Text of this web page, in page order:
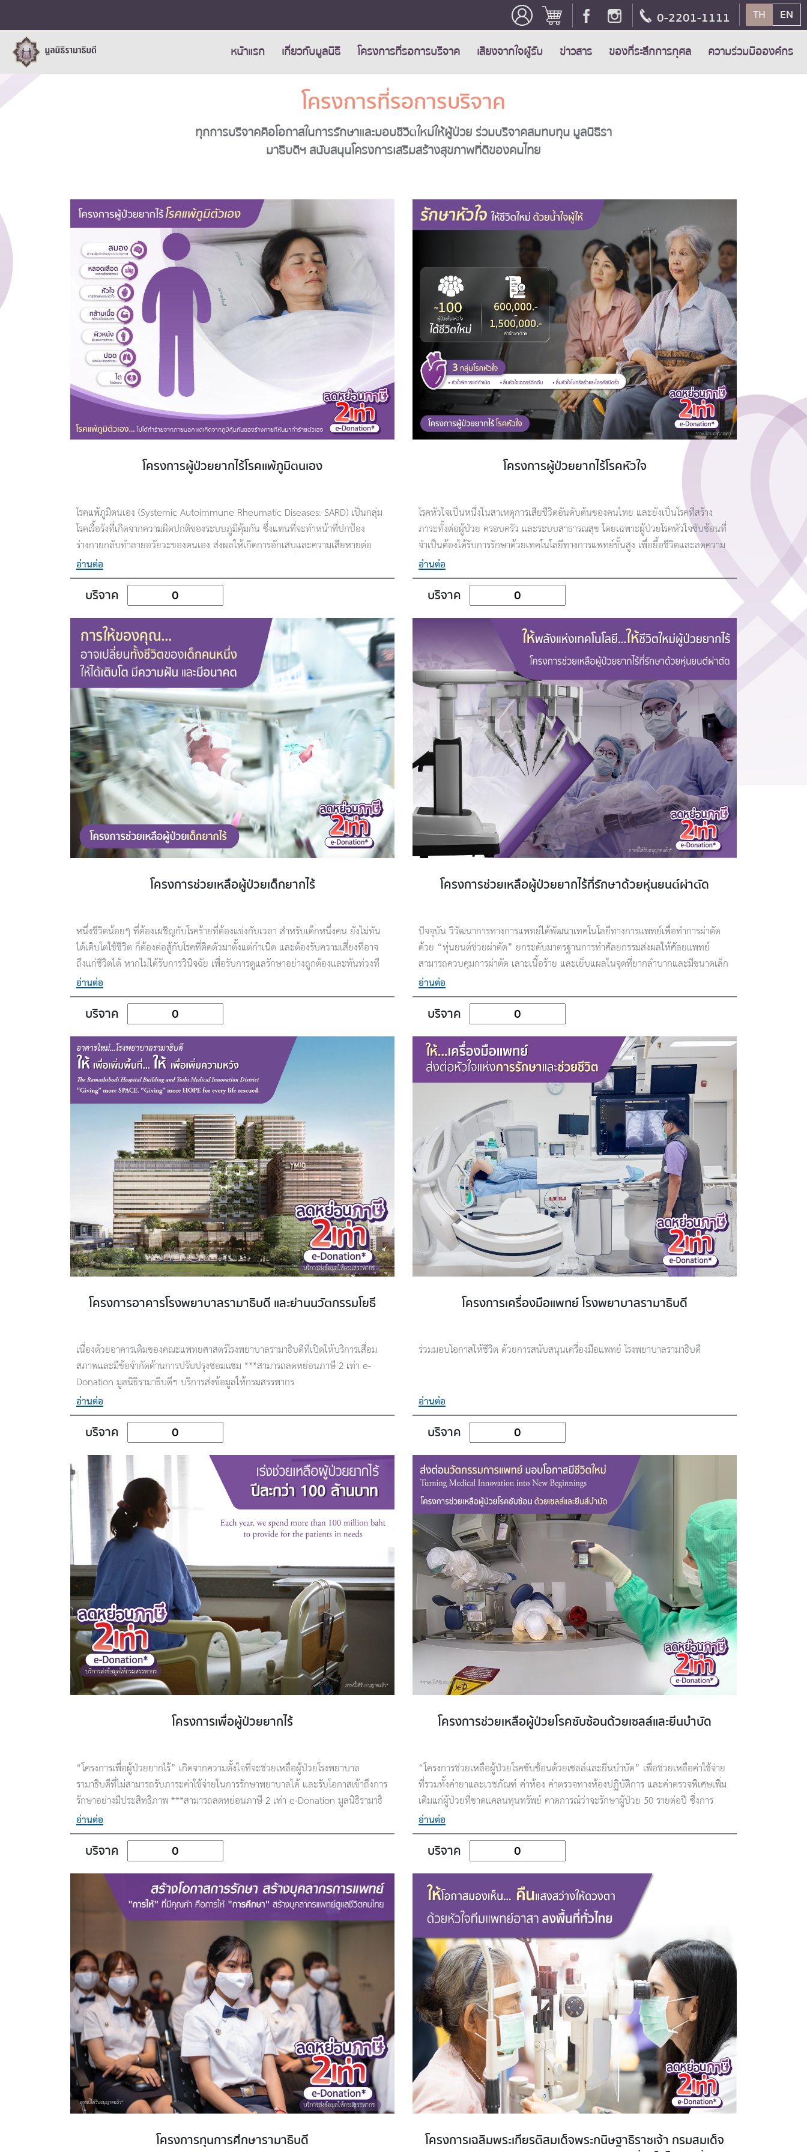
0-2201-1111 TH EN
หน้าแรก เกี่ยวกับมูลนิธิ โครงการที่รอการบริจาค เสียงจากใจผู้รับ ข่าวสาร ของที่ระลึกการกุศล ความร่วมมือองค์กร
โครงการที่รอการบริจาค
ทุกการบริจาคคือโอกาสในการรักษาและมอบชีวิตใหม่ให้ผู้ป่วย ร่วมบริจาคสมทบทุน มูลนิธิรา
มาธิบดีฯ สนับสนุนโครงการเสริมสร้างสุขภาพที่ดีของคนไทย
โครงการผู้ป่วยยากไร้โรคแพ้ภูมิตนเอง
โรคแพ้ภูมิตนเอง (Systemic Autoimmune Rheumatic Diseases: SARD) เป็นกลุ่ม
โรคเรื้อรังที่เกิดจากความผิดปกติของระบบภูมิคุ้มกัน ซึ่งแทนที่จะทำหน้าที่ปกป้อง
ร่างกายกลับทำลายอวัยวะของตนเอง ส่งผลให้เกิดการอักเสบและความเสียหายต่อ
อวัยวะสำคัญ เช่น ไต ปอด หัวใจ สมอง หลอดเลือด กล้ามเนื้อ และผิวหนัง โรคในกลุ่ม
นี้ ได้แก่ โรคเอสแอลอี (SLE) โรคหนังแข็ง (Scleroderma) โรคกล้ามเนื้ออักเสบ และ
โรคหลอดเลือดอักเสบ (ANCA-associated vasculitis)
อ่านต่อ
บริจาค
โครงการผู้ป่วยยากไร้โรคหัวใจ
โรคหัวใจเป็นหนึ่งในสาเหตุการเสียชีวิตอันดับต้นของคนไทย และยังเป็นโรคที่สร้าง
ภาระทั้งต่อผู้ป่วย ครอบครัว และระบบสาธารณสุข โดยเฉพาะผู้ป่วยโรคหัวใจซับซ้อนที่
จำเป็นต้องได้รับการรักษาด้วยเทคโนโลยีทางการแพทย์ขั้นสูง เพื่อยื้อชีวิตและลดความ
เสี่ยงจากภาวะแทรกซ้อนรุนแรง
อ่านต่อ
บริจาค
โครงการช่วยเหลือผู้ป่วยเด็กยากไร้
หนึ่งชีวิตน้อยๆ ที่ต้องเผชิญกับโรคร้ายที่ต้องแข่งกับเวลา สำหรับเด็กหนึ่งคน ยังไม่ทัน
ได้เติบโตใช้ชีวิต ก็ต้องต่อสู้กับโรคที่ติดตัวมาตั้งแต่กำเนิด และต้องรับความเสี่ยงที่อาจ
ถึงแก่ชีวิตได้ หากไม่ได้รับการวินิจฉัย เพื่อรับการดูแลรักษาอย่างถูกต้องและทันท่วงที
อ่านต่อ
บริจาค
โครงการช่วยเหลือผู้ป่วยยากไร้ที่รักษาด้วยหุ่นยนต์ผ่าตัด
ปัจจุบัน วิวัฒนาการทางการแพทย์ได้พัฒนาเทคโนโลยีทางการแพทย์เพื่อทำการผ่าตัด
ด้วย “หุ่นยนต์ช่วยผ่าตัด” ยกระดับมาตรฐานการทำศัลยกรรมส่งผลให้ศัลยแพทย์
สามารถควบคุมการผ่าตัด เลาะเนื้อร้าย และเย็บแผลในจุดที่ยากลำบากและมีขนาดเล็ก
มากได้อย่างมีประสิทธิภาพ รวดเร็ว และมีความแม่นยำสูงสุดในระดับมิลลิเมตร
อ่านต่อ
บริจาค
โครงการอาคารโรงพยาบาลรามาธิบดี และย่านนวัตกรรมโยธี
เนื่องด้วยอาคารเดิมของคณะแพทยศาสตร์โรงพยาบาลรามาธิบดีที่เปิดให้บริการเสื่อม
สภาพและมีข้อจำกัดด้านการปรับปรุงซ่อมแซม ***สามารถลดหย่อนภาษี 2 เท่า e-
Donation มูลนิธิรามาธิบดีฯ บริการส่งข้อมูลให้กรมสรรพากร
อ่านต่อ
บริจาค
โครงการเครื่องมือแพทย์ โรงพยาบาลรามาธิบดี
ร่วมมอบโอกาสให้ชีวิต ด้วยการสนับสนุนเครื่องมือแพทย์ โรงพยาบาลรามาธิบดี
อ่านต่อ
บริจาค
โครงการเพื่อผู้ป่วยยากไร้
“โครงการเพื่อผู้ป่วยยากไร้” เกิดจากความตั้งใจที่จะช่วยเหลือผู้ป่วยโรงพยาบาล
รามาธิบดีที่ไม่สามารถรับภาระค่าใช้จ่ายในการรักษาพยาบาลได้ และรับโอกาสเข้าถึงการ
รักษาอย่างมีประสิทธิภาพ ***สามารถลดหย่อนภาษี 2 เท่า e-Donation มูลนิธิรามาธิ
บดีฯ บริการส่งข้อมูลให้กรมสรรพากร
อ่านต่อ
บริจาค
โครงการช่วยเหลือผู้ป่วยโรคซับซ้อนด้วยเซลล์และยีนบำบัด
“โครงการช่วยเหลือผู้ป่วยโรคซับซ้อนด้วยเซลล์และยีนบำบัด” เพื่อช่วยเหลือค่าใช้จ่าย
ที่รวมทั้งค่ายาและเวชภัณฑ์ ค่าห้อง ค่าตรวจทางห้องปฏิบัติการ และค่าตรวจพิเศษเพิ่ม
เติมแก่ผู้ป่วยที่ขาดแคลนทุนทรัพย์ คาดการณ์ว่าจะรักษาผู้ป่วย 50 รายต่อปี ซึ่งการ
รักษานี้เป็นหนึ่งในกระบวนการสำคัญในการเพิ่มศักยภาพระบบการรักษาของประเทศ
พัฒนาบุคลากรผู้เชี่ยวชาญ ต่อยอดงานวิจัย และวางรากฐานสำคัญในการผลักดันให้การ
รักษาด้วยเซลล์และยีนบำบัดได้รับการสนับสนุนจากภาครัฐในอนาคต
อ่านต่อ
บริจาค
โครงการทุนการศึกษารามาธิบดี
โครงการเฉลิมพระเกียรติสมเด็จพระกนิษฐาธิราชเจ้า กรมสมเด็จ